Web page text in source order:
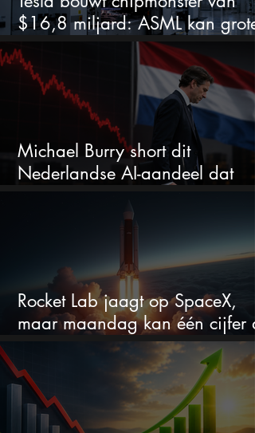
$16,8 miljard: ASML kan grote
winnaar worden
Michael Burry short dit
Nederlandse AI-aandeel dat
Rocket Lab jaagt op SpaceX,
maar maandag kan één cijfer
droom doorprikken?